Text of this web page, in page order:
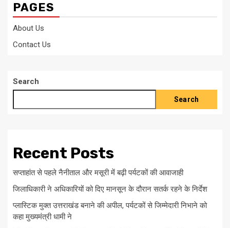
PAGES
About Us
Contact Us
Search
Search
Recent Posts
सप्ताहांत से पहले नैनीताल और मसूरी में बढ़ी पर्यटकों की आवाजाही
जिलाधिकारी ने अधिकारियों को दिए मानसून के दौरान सतर्क रहने के निर्देश
प्लास्टिक मुक्त उत्तराखंड बनाने की अपील, पर्यटकों से जिम्मेदारी निभाने को
कहा मुख्यमंत्री धामी ने